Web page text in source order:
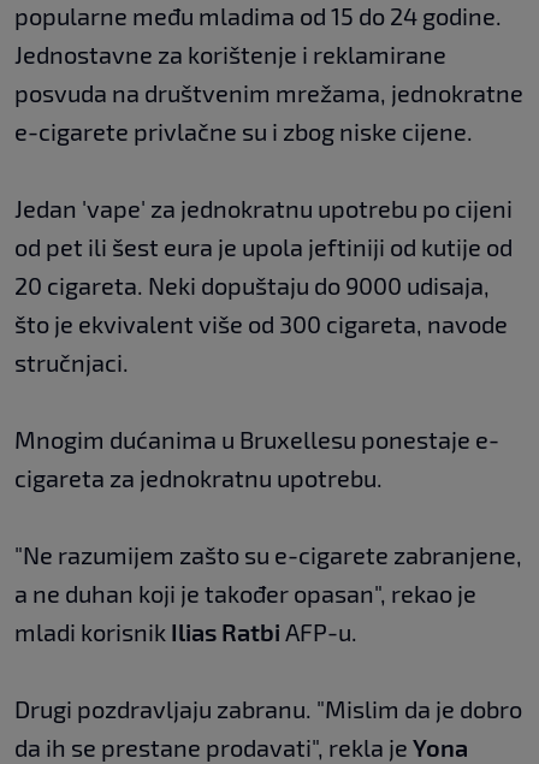
popularne među mladima od 15 do 24 godine.
Jednostavne za korištenje i reklamirane
posvuda na društvenim mrežama, jednokratne
e-cigarete privlačne su i zbog niske cijene.
Jedan 'vape' za jednokratnu upotrebu po cijeni
od pet ili šest eura je upola jeftiniji od kutije od
20 cigareta. Neki dopuštaju do 9000 udisaja,
što je ekvivalent više od 300 cigareta, navode
stručnjaci.
Mnogim dućanima u Bruxellesu ponestaje e-
cigareta za jednokratnu upotrebu.
"Ne razumijem zašto su e-cigarete zabranjene,
a ne duhan koji je također opasan", rekao je
mladi korisnik Ilias Ratbi AFP-u.
Drugi pozdravljaju zabranu. "Mislim da je dobro
da ih se prestane prodavati", rekla je Yona